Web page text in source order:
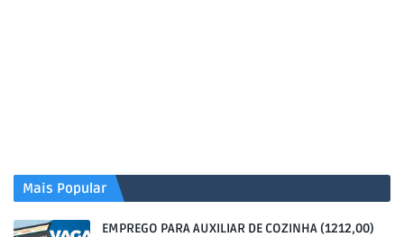
Mais Popular
EMPREGO PARA AUXILIAR DE COZINHA (1212,00)